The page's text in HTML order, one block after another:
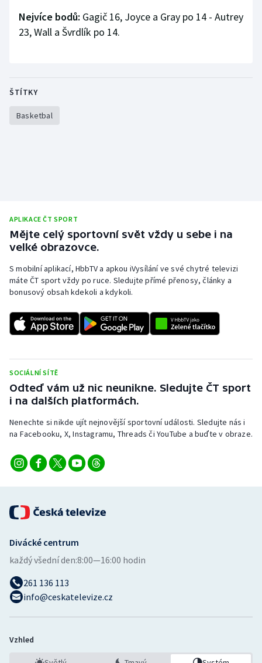
Rychlobruslení
Short track
Sportovní střelba
Vodní slalom
Ostatní
Nejvíce bodů: Gagič 16, Joyce a Gray po 14 - Autrey
23, Wall a Švrdlík po 14.
ŠTÍTKY
Basketbal
APLIKACE ČT SPORT
Mějte celý sportovní svět vždy u sebe i na
velké obrazovce.
S mobilní aplikací, HbbTV a apkou iVysílání ve své chytré televizi
máte ČT sport vždy po ruce. Sledujte přímé přenosy, články a
bonusový obsah kdekoli a kdykoli.
SOCIÁLNÍ SÍTĚ
Odteď vám už nic neunikne. Sledujte ČT sport
i na dalších platformách.
Nenechte si nikde ujít nejnovější sportovní události. Sledujte nás i
na Facebooku, X, Instagramu, Threads či YouTube a buďte v obraze.
Divácké centrum
každý všední den:8:00—16:00 hodin
261 136 113
info@ceskatelevize.cz
Vzhled